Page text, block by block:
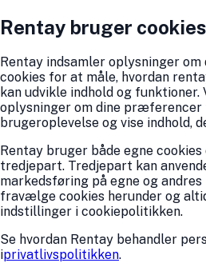
Rentay bruger cookies
Rentay indsamler oplysninger
cookies for at måle, hvordan
kan udvikle indhold og funktioner.
oplysninger om dine præferencer
brugeroplevelse og vise indhold,
Rentay bruger både egne
tredjepart. Tredjepart kan
markedsføring på egne og
fravælge cookies herunder og
indstillinger i cookiepolitikken.
Se hvordan Rentay behandler
iprivatlivspolitikken.